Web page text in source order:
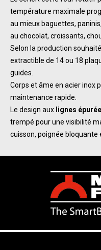
température maximale
au mieux baguettes,
au chocolat, croissants,
Selon la production
extractible de 14 ou 18
guides.
Corps et âme en acier inox
maintenance rapide.
Le design aux lignes
trempé pour une visibilité
cuisson, poignée bloquante